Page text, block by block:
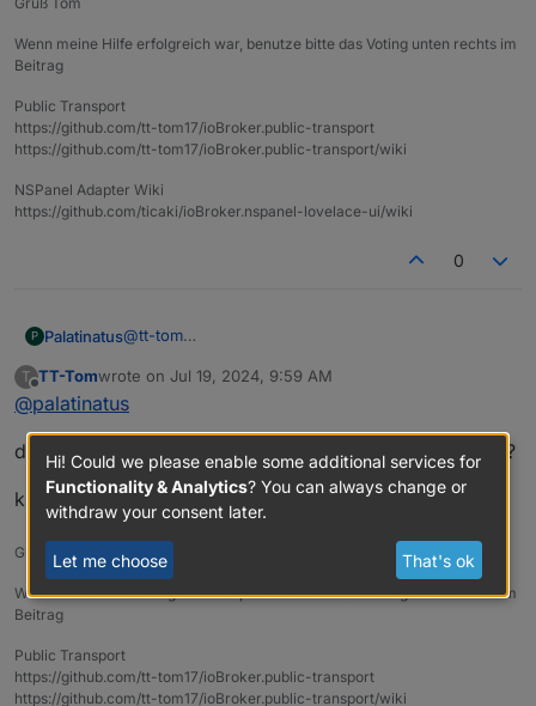
Wenn meine Hilfe erfolgreich war, benutze bitte das Voting unten rechts im
Beitrag
Public Transport
https://github.com/tt-tom17/ioBroker.public-transport
https://github.com/tt-tom17/ioBroker.public-transport/wiki
NSPanel Adapter Wiki
https://github.com/ticaki/ioBroker.nspanel-lovelace-ui/wiki
0
P Palatinatus@tt-tom
T
Offline
TT-Tomwrote on Jul 19, 2024, 9:59 AM
last edited by
@palatinatus
da steht doch
true
schon drin. Was geht da jetzt nicht ?
klick mal hinten auf den Stift bei ACTUAL
Gruß Tom
Wenn meine Hilfe erfolgreich war, benutze bitte das Voting unten rechts im
Beitrag
Public Transport
https://github.com/tt-tom17/ioBroker.public-transport
https://github.com/tt-tom17/ioBroker.public-transport/wiki
Hi! Could we please enable some additional services for
Functionality & Analytics? You can always change or
withdraw your consent later.
Let me choose That's ok